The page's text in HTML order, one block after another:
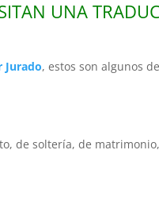
UNA
Jurado, estos son algunos
de soltería, de